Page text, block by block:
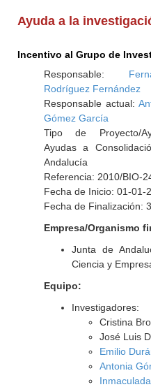
Ayuda a la
Incentivo al Grupo de
Responsable:
Rodríguez Fernández
Responsable actual:
Gómez García
Tipo de Proyecto/
Ayudas a
Andalucía
Referencia: 2010/BIO-
Fecha de Inicio: 01-01-
Fecha de Finalización:
Empresa/Organismo
Junta de
Ciencia y
Equipo:
Investigadores:
Cristina
José Luis
Emilio
Antonia